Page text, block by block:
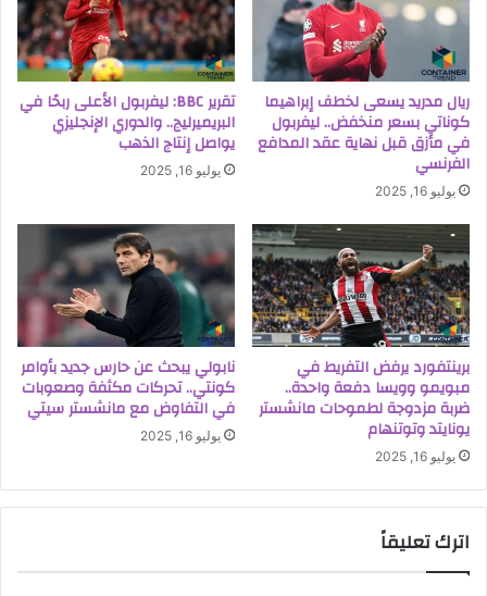
ريال مدريد يسعى لخطف إبراهيما
كوناتي بسعر منخفض.. ليفربول
في مأزق قبل نهاية عقد المدافع
الفرنسي
يوليو 16, 2025
تقرير BBC: ليفربول الأعلى ربحًا في
البريميرليج.. والدوري الإنجليزي
يواصل إنتاج الذهب
يوليو 16, 2025
برينتفورد يرفض التفريط في
مبويمو وويسا دفعة واحدة..
ضربة مزدوجة لطموحات مانشستر
يونايتد وتوتنهام
يوليو 16, 2025
نابولي يبحث عن حارس جديد بأوامر
كونتي.. تحركات مكثفة وصعوبات
في التفاوض مع مانشستر سيتي
يوليو 16, 2025
اترك تعليقاً